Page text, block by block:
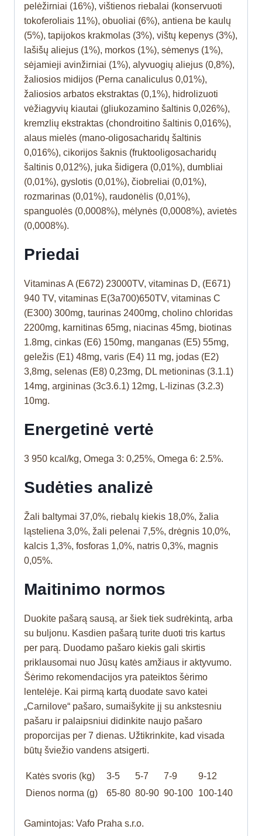
pelėžirniai (16%), vištienos riebalai (konservuoti
tokoferoliais 11%), obuoliai (6%), antiena be kaulų
(5%), tapijokos krakmolas (3%), vištų kepenys (3%),
lašišų aliejus (1%), morkos (1%), sėmenys (1%),
sėjamieji avinžirniai (1%), alyvuogių aliejus (0,8%),
žaliosios midijos (Perna canaliculus 0,01%),
žaliosios arbatos ekstraktas (0,1%), hidrolizuoti
vėžiagyvių kiautai (gliukozamino šaltinis 0,026%),
kremzlių ekstraktas (chondroitino šaltinis 0,016%),
alaus mielės (mano-oligosacharidų šaltinis
0,016%), cikorijos šaknis (fruktooligosacharidų
šaltinis 0,012%), juka šidigera (0,01%), dumbliai
(0,01%), gyslotis (0,01%), čiobreliai (0,01%),
rozmarinas (0,01%), raudonėlis (0,01%),
spanguolės (0,0008%), mėlynės (0,0008%), avietės
(0,0008%).
Priedai
Vitaminas A (E672) 23000TV, vitaminas D, (E671)
940 TV, vitaminas E(3a700)650TV, vitaminas C
(E300) 300mg, taurinas 2400mg, cholino chloridas
2200mg, karnitinas 65mg, niacinas 45mg, biotinas
1.8mg, cinkas (E6) 150mg, manganas (E5) 55mg,
geležis (E1) 48mg, varis (E4) 11 mg, jodas (E2)
3,8mg, selenas (E8) 0,23mg, DL metioninas (3.1.1)
14mg, argininas (3c3.6.1) 12mg, L-lizinas (3.2.3)
10mg.
Energetinė vertė
3 950 kcal/kg, Omega 3: 0,25%, Omega 6: 2.5%.
Sudėties analizė
Žali baltymai 37,0%, riebalų kiekis 18,0%, žalia
ląsteliena 3,0%, žali pelenai 7,5%, drėgnis 10,0%,
kalcis 1,3%, fosforas 1,0%, natris 0,3%, magnis
0,05%.
Maitinimo normos
Duokite pašarą sausą, ar šiek tiek sudrėkintą, arba
su buljonu. Kasdien pašarą turite duoti tris kartus
per parą. Duodamo pašaro kiekis gali skirtis
priklausomai nuo Jūsų katės amžiaus ir aktyvumo.
Šėrimo rekomendacijos yra pateiktos šėrimo
lentelėje. Kai pirmą kartą duodate savo katei
„Carnilove“ pašaro, sumaišykite jį su ankstesniu
pašaru ir palaipsniui didinkite naujo pašaro
proporcijas per 7 dienas. Užtikrinkite, kad visada
būtų šviežio vandens atsigerti.
Katės svoris (kg) 3-5 5-7 7-9
9-12
Dienos norma (g)
65-80 80-90 90-100 100-140
Gamintojas: Vafo Praha s.r.o.